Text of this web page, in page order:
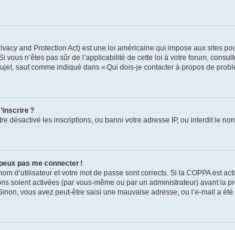
and Protection Act) est une loi américaine qui impose aux sites
vous n’êtes pas sûr de l’applicabilité de cette loi à votre forum,
sauf comme indiqué dans « Qui dois-je contacter à propos de
?
désactivé les inscriptions, ou banni votre adresse IP, ou interdit le
pas me connecter !
d’utilisateur et votre mot de passe sont corrects. Si la COPPA est
soient activées (par vous-même ou par un administrateur) avant la
vous avez peut-être saisi une mauvaise adresse, ou l’e-mail a